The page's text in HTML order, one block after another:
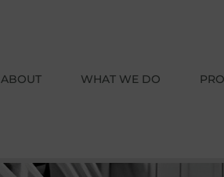
ABOUT WHAT WE DO